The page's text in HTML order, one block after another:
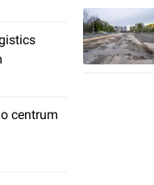
centrum